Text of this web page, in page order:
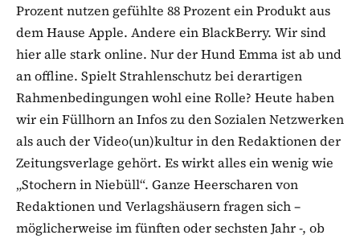
Prozent nutzen gefühlte 88 Prozent ein Produkt aus
dem Hause Apple. Andere ein BlackBerry. Wir sind
hier alle stark online. Nur der Hund Emma ist ab und
an offline. Spielt Strahlenschutz bei derartigen
Rahmenbedingungen wohl eine Rolle? Heute haben
wir ein Füllhorn an Infos zu den Sozialen Netzwerken
als auch der Video(un)kultur in den Redaktionen der
Zeitungsverlage gehört. Es wirkt alles ein wenig wie
„Stochern in Niebüll“. Ganze Heerscharen von
Redaktionen und Verlagshäusern fragen sich –
möglicherweise im fünften oder sechsten Jahr -, ob